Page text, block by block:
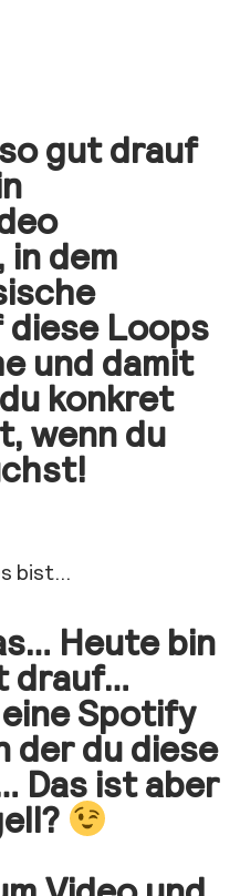
gut drauf
in dem
diese Loops
und damit
konkret
wenn du
bist…
Heute bin
drauf…
Spotify
der du diese
Das ist aber